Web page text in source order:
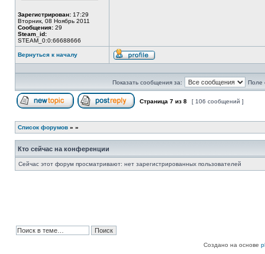
Зарегистрирован: 17:29
Вторник, 08 Ноябрь 2011
Сообщения: 29
Steam_id:
STEAM_0:0:66688666
Вернуться к началу
Профиль
Показать сообщения за: Поле
Страница 7 из 8 [ 106 сообщений ]
Список форумов » »
Кто сейчас на конференции
Сейчас этот форум просматривают: нет зарегистрированных пользователей
Создано на основе